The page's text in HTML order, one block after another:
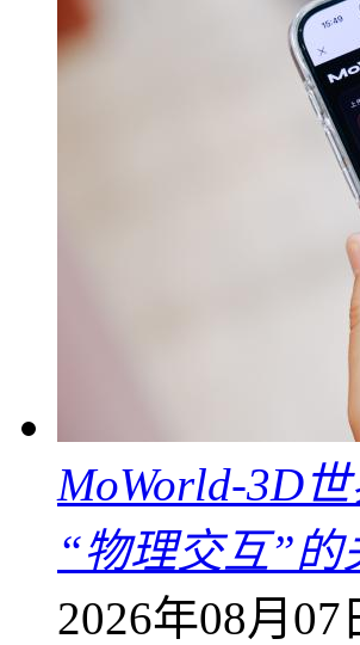
MoWorld-3D
“物理交互”的
2026年08月07